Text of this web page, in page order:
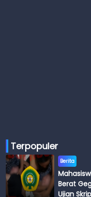
Terpopuler
Berita
Berat
Ujian